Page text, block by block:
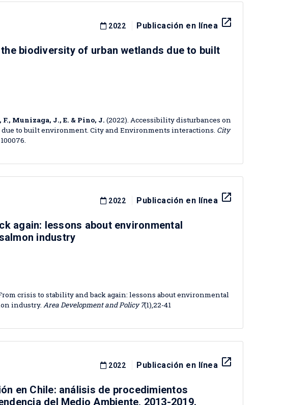
2022 Publicación en línea launch
biodiversity of urban wetlands due to built
F., Munizaga, J., E. & Pino, J. (2022). Accessibility disturbances on
to built environment. City and Environments interactions. City
2022 Publicación en línea launch
again: lessons about environmental
industry
crisis to stability and back again: lessons about environmental
industry.Area Development and Policy 7(1),22-41
2022 Publicación en línea launch
en Chile: análisis de procedimientos
del Medio Ambiente, 2013-2019.